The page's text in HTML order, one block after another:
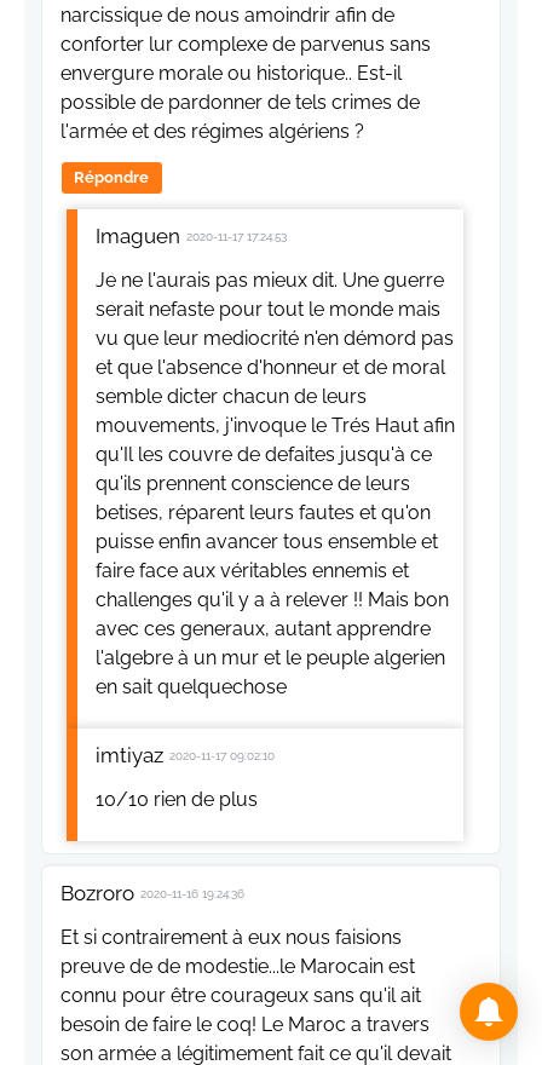
narcissique de nous amoindrir afin de
conforter lur complexe de parvenus sans
envergure morale ou historique.. Est-il
possible de pardonner de tels crimes de
l'armée et des régimes algériens ?
Répondre
Imaguen 2020-11-17 17:24:53
Je ne l'aurais pas mieux dit. Une guerre
serait nefaste pour tout le monde mais
vu que leur mediocrité n'en démord pas
et que l'absence d'honneur et de moral
semble dicter chacun de leurs
mouvements, j'invoque le Trés Haut afin
qu'Il les couvre de defaites jusqu'à ce
qu'ils prennent conscience de leurs
betises, réparent leurs fautes et qu'on
puisse enfin avancer tous ensemble et
faire face aux véritables ennemis et
challenges qu'il y a à relever !! Mais bon
avec ces generaux, autant apprendre
l'algebre à un mur et le peuple algerien
en sait quelquechose
imtiyaz 2020-11-17 09:02:10
10/10 rien de plus
Bozroro 2020-11-16 19:24:36
Et si contrairement à eux nous faisions
preuve de de modestie...le Marocain est
connu pour être courageux sans qu'il ait
besoin de faire le coq! Le Maroc a travers
son armée a légitimement fait ce qu'il devait